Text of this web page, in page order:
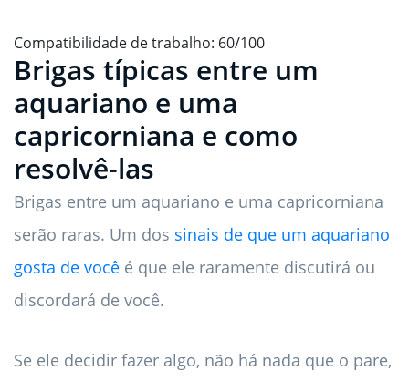
Compatibilidade de trabalho: 60/100
Brigas típicas entre um
aquariano e uma
capricorniana e como
resolvê-las
Brigas entre um aquariano e uma capricorniana
serão raras. Um dos sinais de que um aquariano
gosta de você é que ele raramente discutirá ou
discordará de você.
Se ele decidir fazer algo, não há nada que o pare,